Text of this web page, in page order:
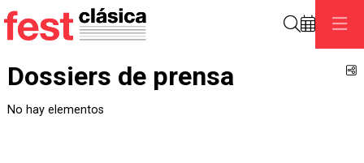
Dossiers de prensa
No hay elementos